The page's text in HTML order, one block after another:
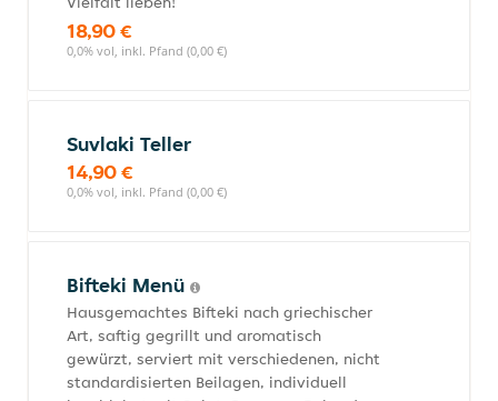
18,90 €
0,0% vol, inkl. Pfand (0,00 €)
Suvlaki Teller
14,90 €
0,0% vol, inkl. Pfand (0,00 €)
Bifteki Menü
Hausgemachtes Bifteki nach griechischer
Art, saftig gegrillt und aromatisch
gewürzt, serviert mit verschiedenen, nicht
standardisierten Beilagen, individuell